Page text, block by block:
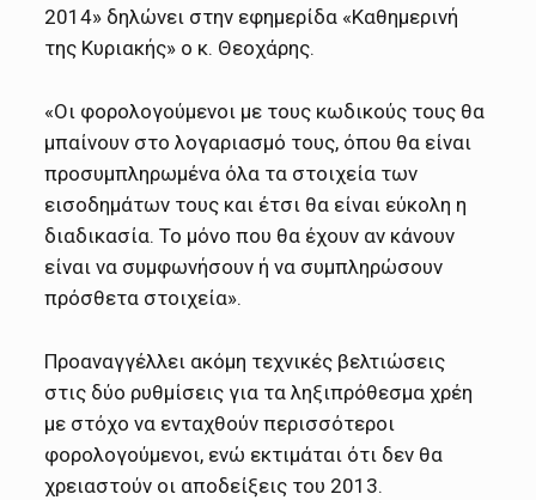
2014» δηλώνει στην εφημερίδα «Καθημερινή
της Κυριακής» ο κ. Θεοχάρης.
«Οι φορολογούμενοι με τους κωδικούς τους θα
μπαίνουν στο λογαριασμό τους, όπου θα είναι
προσυμπληρωμένα όλα τα στοιχεία των
εισοδημάτων τους και έτσι θα είναι εύκολη η
διαδικασία. Το μόνο που θα έχουν αν κάνουν
είναι να συμφωνήσουν ή να συμπληρώσουν
πρόσθετα στοιχεία».
Προαναγγέλλει ακόμη τεχνικές βελτιώσεις
στις δύο ρυθμίσεις για τα ληξιπρόθεσμα χρέη
με στόχο να ενταχθούν περισσότεροι
φορολογούμενοι, ενώ εκτιμάται ότι δεν θα
χρειαστούν οι αποδείξεις του 2013.